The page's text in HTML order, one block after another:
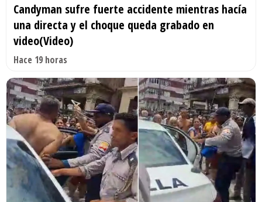
Candyman sufre fuerte accidente mientras hacía
una directa y el choque queda grabado en
video(Video)
Hace 19 horas